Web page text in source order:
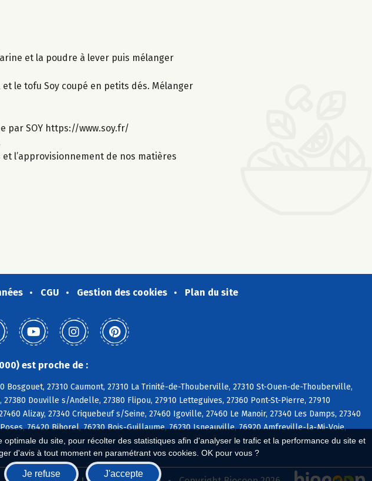
du site, pour récolter des statistiques afin d'analyser le trafic et la performance du site et
d'avis à tout moment en paramétrant vos cookies. OK pour vous ?
Je refuse J'accepte
et la poudre à lever puis mélanger
le tofu Soy coupé en petits dés. Mélanger
par SOY https://www.soy.fr/
l’approvisionnement de nos matières
CGU Gestion des cookies Plan du site
est proche de :
27310 Caumont, 27310 La Trinité-de-Thouberville, 27310 St-Ouen-de-Thouberville,
Douville s/Andelle, 27380 Flipou, 27910 Letteguives, 27360 Pont-St-Pierre, 27910
Alizay, 27340 Criquebeuf s/Seine, 27460 Igoville, 27460 Le Manoir, 27340 Les Damps, 27340
76420 Bihorel, 76230 Bois-Guillaume, 76230 Isneauville, 76920 Amfreville-la-Mi-Voie,